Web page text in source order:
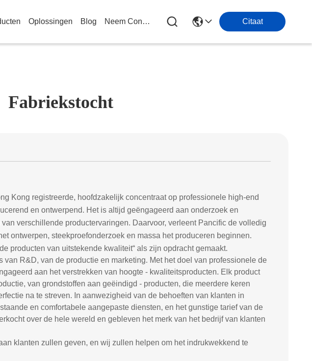
Oplossingen Blog Neem Contact Met Ons Op Citaat
Fabriekstocht
Kong registreerde, hoofdzakelijk concentraat op professionele high-end
en ontwerpend. Het is altijd geëngageerd aan onderzoek en
verschillende productervaringen. Daarvoor, verleent Pancific de volledig
ontwerpen, steekproefonderzoek en massa het produceren beginnen.
producten van uitstekende kwaliteit“ als zijn opdracht gemaakt.
van R&D, van de productie en marketing. Met het doel van professionele de
aan het verstrekken van hoogte - kwaliteitsproducten. Elk product
van grondstoffen aan geëindigd - producten, die meerdere keren
na te streven. In aanwezigheid van de behoeften van klanten in
en comfortabele aangepaste diensten, en het gunstige tarief van de
over de hele wereld en gebleven het merk van het bedrijf van klanten
klanten zullen geven, en wij zullen helpen om het indrukwekkend te